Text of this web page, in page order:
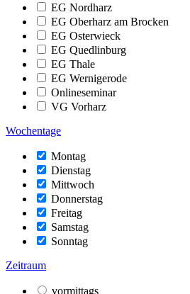
EG Nordharz
EG Oberharz am Brocken
EG Osterwieck
EG Quedlinburg
EG Thale
EG Wernigerode
Onlineseminar
VG Vorharz
Wochentage
Montag
Dienstag
Mittwoch
Donnerstag
Freitag
Samstag
Sonntag
Zeitraum
vormittags